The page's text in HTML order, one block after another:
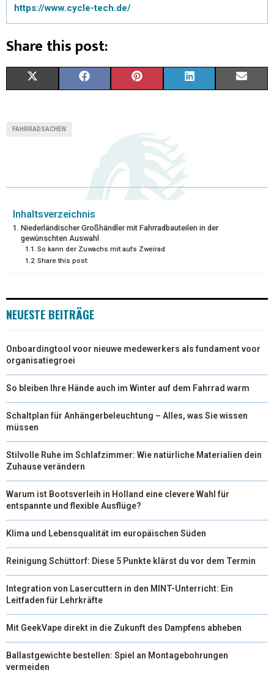
https://www.cycle-tech.de/
Share this post:
T
T
E
R
B
O
K
T
R
S
T
D
N
FAHRRADSACHEN
Inhaltsverzeichnis
Niederländischer Großhändler mit Fahrradbauteilen in der
gewünschten Auswahl
So kann der Zuwachs mit aufs Zweirad
Share this post:
NEUESTE BEITRÄGE
Onboardingtool voor nieuwe medewerkers als fundament voor
organisatiegroei
So bleiben Ihre Hände auch im Winter auf dem Fahrrad warm
Schaltplan für Anhängerbeleuchtung – Alles, was Sie wissen
müssen
Stilvolle Ruhe im Schlafzimmer: Wie natürliche Materialien dein
Zuhause verändern
Warum ist Bootsverleih in Holland eine clevere Wahl für
entspannte und flexible Ausflüge?
Klima und Lebensqualität im europäischen Süden
Reinigung Schüttorf: Diese 5 Punkte klärst du vor dem Termin
Integration von Lasercuttern in den MINT-Unterricht: Ein
Leitfaden für Lehrkräfte
Mit GeekVape direkt in die Zukunft des Dampfens abheben
Ballastgewichte bestellen: Spiel an Montagebohrungen
vermeiden